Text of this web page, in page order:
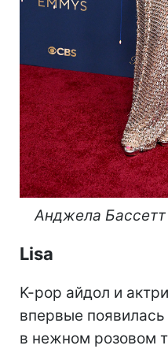
Анджела
Lisa
K-pop айдол и
впервые
в нежном розовом